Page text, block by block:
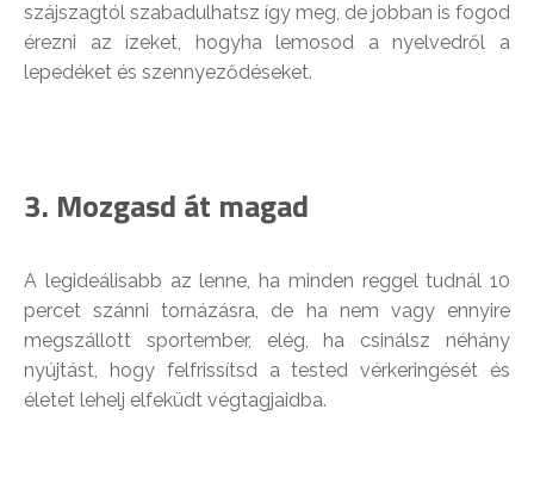
szájszagtól szabadulhatsz így meg, de jobban is fogod
érezni az ízeket, hogyha lemosod a nyelvedről a
lepedéket és szennyeződéseket.
3. Mozgasd át magad
A legideálisabb az lenne, ha minden reggel tudnál 10
percet szánni tornázásra, de ha nem vagy ennyire
megszállott sportember, elég, ha csinálsz néhány
nyújtást, hogy felfrissítsd a tested vérkeringését és
életet lehelj elfeküdt végtagjaidba.